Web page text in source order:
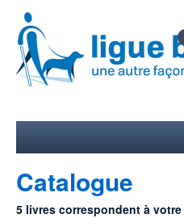
Catalogue
5 livres correspondent à